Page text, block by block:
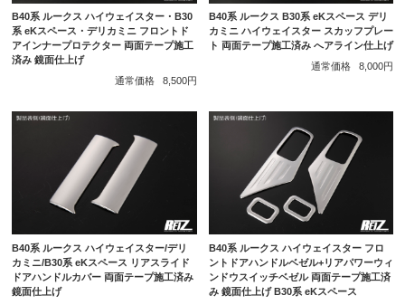
B40系 ルークス ハイウェイスター・B30
系 eKスペース・デリカミニ フロントド
アインナープロテクター 両面テープ施工
済み 鏡面仕上げ
通常価格
8,500円
B40系 ルークス B30系 eKスペース デリ
カミニ ハイウェイスター スカッフプレー
ト 両面テープ施工済み へアライン仕上げ
通常価格
8,000円
B40系 ルークス ハイウェイスター/デリ
カミニ/B30系 eKスペース リアスライド
ドアハンドルカバー 両面テープ施工済み
鏡面仕上げ
B40系 ルークス ハイウェイスター フロ
ントドアハンドルベゼル+リアパワーウィ
ンドウスイッチベゼル 両面テープ施工済
み 鏡面仕上げ B30系 eKスペース